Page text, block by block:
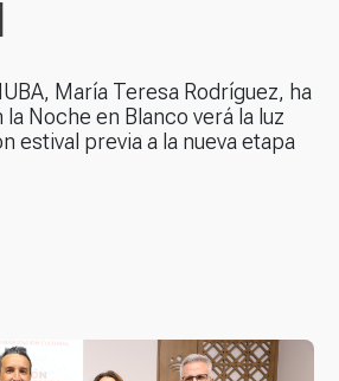
María Teresa Rodríguez, ha
Noche en Blanco verá la luz
estival previa a la nueva etapa